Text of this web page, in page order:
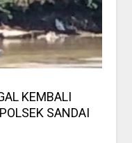
KEMBALI
SANDAI